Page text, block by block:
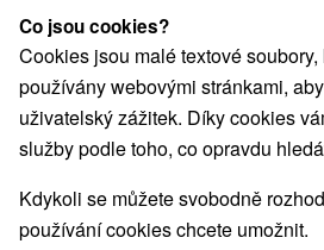
Vyhliadkové veže a chodníky
Hrady, zámky, zrúcaniny (3)
Vyhliadkové lety a plavby(1) Šport
Jazda na koni(3) Skanzeny(6)
Detské centrá a mestečká(8)
Lyžiarske strediská Mestské
Pramene(6) Golfové ihriská(3)
Amfiteátre a kiná v prírode(2)
Co jsou cookies?
Cookies jsou malé textové
používány webovými stránkami,
uživatelský zážitek. Díky cookies
služby podle toho, co opravdu
Kdykoli se můžete svobodně
používání cookies chcete umožnit.